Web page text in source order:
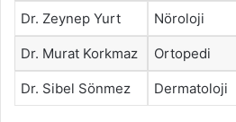
Dr. Zeynep Yurt Nöroloji
Dr. Murat Korkmaz Ortopedi
Dr. Sibel Sönmez Dermatoloji